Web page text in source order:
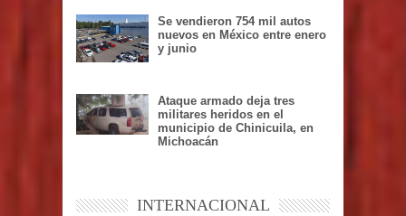
Se vendieron 754 mil autos
nuevos en México entre enero
y junio
Ataque armado deja tres
militares heridos en el
municipio de Chinicuila, en
Michoacán
INTERNACIONAL